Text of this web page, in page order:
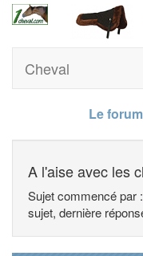
Cheval
Le
A l'aise avec les
Sujet commencé par :
sujet, dernière